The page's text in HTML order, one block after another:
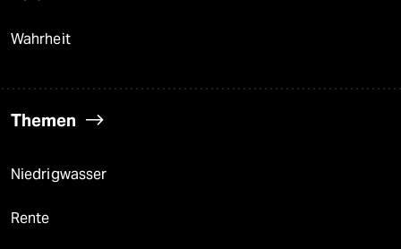
Wahrheit
Themen
Niedrigwasser
Rente